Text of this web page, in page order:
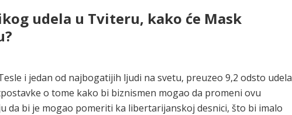
udela u Tviteru, kako će Mask
i jedan od najbogatijih ljudi na svetu, preuzeo 9,2 odsto udela
o tome kako bi biznismen mogao da promeni ovu
da bi je mogao pomeriti ka libertarijanskoj desnici, što bi imalo